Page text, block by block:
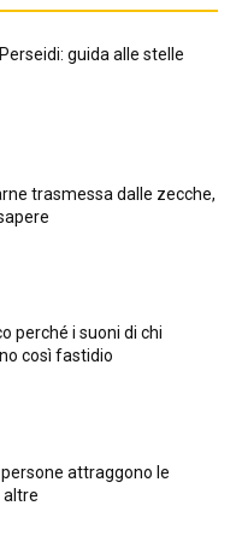
guida alle stelle
trasmessa dalle zecche,
perché i suoni di chi
così fastidio
persone attraggono le
altre